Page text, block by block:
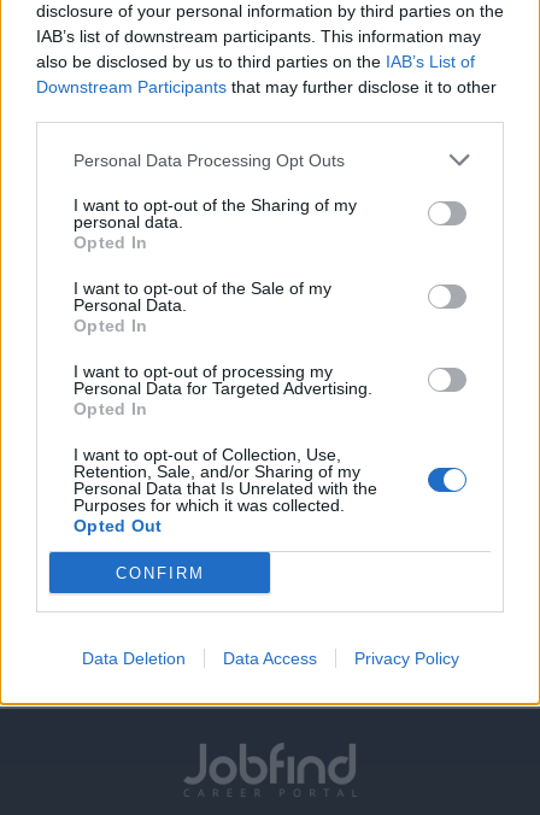
disclosure of your personal information by third parties on the
IAB’s list of downstream participants. This information may
also be disclosed by us to third parties on the IAB’s List of
Downstream Participants that may further disclose it to other
Personal Data Processing Opt Outs
I want to opt-out of the Sharing of my
personal data.
Opted In
I want to opt-out of the Sale of my
Personal Data.
Opted In
I want to opt-out of processing my
Personal Data for Targeted Advertising.
Opted In
I want to opt-out of Collection, Use,
Retention, Sale, and/or Sharing of my
Personal Data that Is Unrelated with the
Purposes for which it was collected.
Opted Out
CONFIRM
Data Deletion Data Access Privacy Policy
Προηγούμενη εμπειρία σε θέση front office ή εξυπηρέτησης
πελατών σε ξενοδοχείο 4 ή 5 αστέρων
Εμπειρία με το σύστημα Protel PMS ή αντίστοιχο λογισμικό
στην αγγλική γλώσσα.
Εξαιρετική προσοχή στη λεπτομέρεια και ικανότητα
ιεράρχησης εργασιών σε ένα απαιτητικό περιβάλλον.
Πτυχίο Διοίκησης Τουριστικών Επιχειρήσεων, Τουρισμού ή
συναφούς κλάδου θα εκτιμηθεί
Παροχές
Ανταγωνιστικό πακέτο αποδοχών
Εξαιρετικό περιβάλλον εργασίας
Δυνατότητα εξέλιξης εντός του ομίλου
στους επισκέπτες μας, θέλουμε να μάθουμε για εσάς και να
δουλέψουμε μαζί σας.